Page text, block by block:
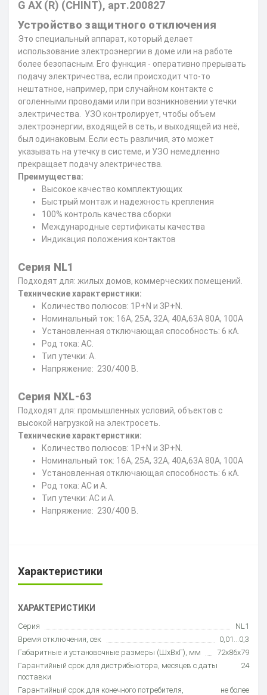
G AX (R) (CHINT), арт.200827
Устройство защитного отключения
Это специальный аппарат, который делает
использование электроэнергии в доме или на работе
более безопасным. Его функция - оперативно прерывать
подачу электричества, если происходит что-то
нештатное, например, при случайном контакте с
оголенными проводами или при возникновении утечки
электричества. УЗО контролирует, чтобы объем
электроэнергии, входящей в сеть, и выходящей из неё,
был одинаковым. Если есть различия, это может
указывать на утечку в системе, и УЗО немедленно
прекращает подачу электричества.
Преимущества:
Высокое качество комплектующих
Быстрый монтаж и надежность крепления
100% контроль качества сборки
Международные сертификаты качества
Индикация положения контактов
Серия NL1
Подходят для: жилых домов, коммерческих помещений.
Технические характеристики:
Количество полюсов: 1P+N и 3P+N.
Номинальный ток: 16А, 25А, 32А, 40А,63А 80А, 100А
Установленная отключающая способность: 6 кА.
Род тока: AC.
Тип утечки: A.
Напряжение: 230/400 В.
Серия NXL-63
Подходят для: промышленных условий, объектов с
высокой нагрузкой на электросеть.
Технические характеристики:
Количество полюсов: 1P+N и 3P+N.
Номинальный ток: 16А, 25А, 32А, 40А,63А 80А, 100А
Установленная отключающая способность: 6 кА.
Род тока: AC и A.
Тип утечки: AC и A.
Напряжение: 230/400 В.
Характеристики
ХАРАКТЕРИСТИКИ
Серия
NL1
Время отключения, сек
0,01…0,3
Габаритные и установочные размеры (ШхВхГ), мм
72х86х79
Гарантийный срок для дистрибьютора, месяцев с даты
поставки
24
Гарантийный срок для конечного потребителя,
не более